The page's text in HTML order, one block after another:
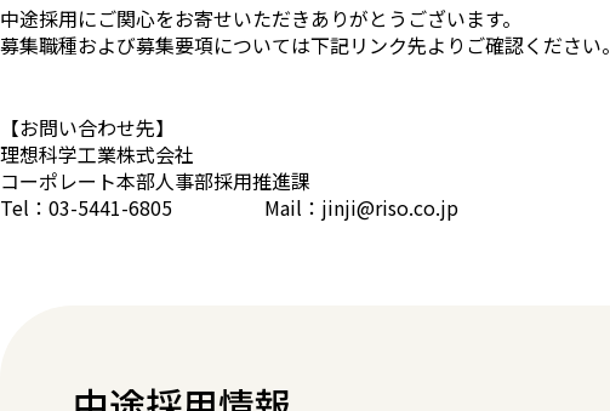
中途採用にご関心をお寄せいただきありがとうございます。
募集職種および募集要項については下記リンク先よりご確認ください。
【お問い合わせ先】
理想科学工業株式会社
コーポレート本部人事部採用推進課
Tel：03-5441-6805 Mail：jinji@riso.co.jp